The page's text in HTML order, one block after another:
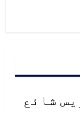
شائع